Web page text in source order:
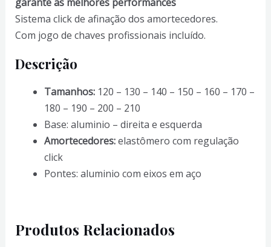
Sistema click de afinação dos amortecedores.
Com jogo de chaves profissionais incluído.
Descrição
Tamanhos:120 – 130 – 140 – 150 – 160 – 170 –
180 – 190 – 200 – 210
Base: aluminio – direita e esquerda
Amortecedores:elastômero com regulação
click
Pontes: aluminio com eixos em aço
Produtos Relacionados